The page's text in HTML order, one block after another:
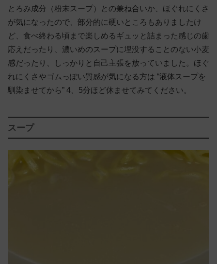
とろみ成分（粉末スープ）との兼ね合いか、ほぐれにくさ
が気になったので、部分的に硬いところもありましたけ
ど、食べ終わる頃まで楽しめるギュッと詰まった感じの歯
応えだったり、濃いめのスープに埋没することのない小麦
感だったり、しっかりと自己主張を放っていました。ほぐ
れにくさやゴムっぽい質感が気になる方は “液体スープを
馴染ませてから” 4、5分ほど休ませてみてください。
スープ